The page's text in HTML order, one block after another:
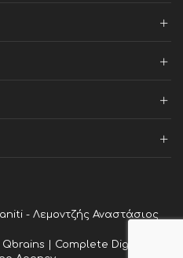
- Λεμοντζής Αναστάσιος
Qbrains | Complete Digital